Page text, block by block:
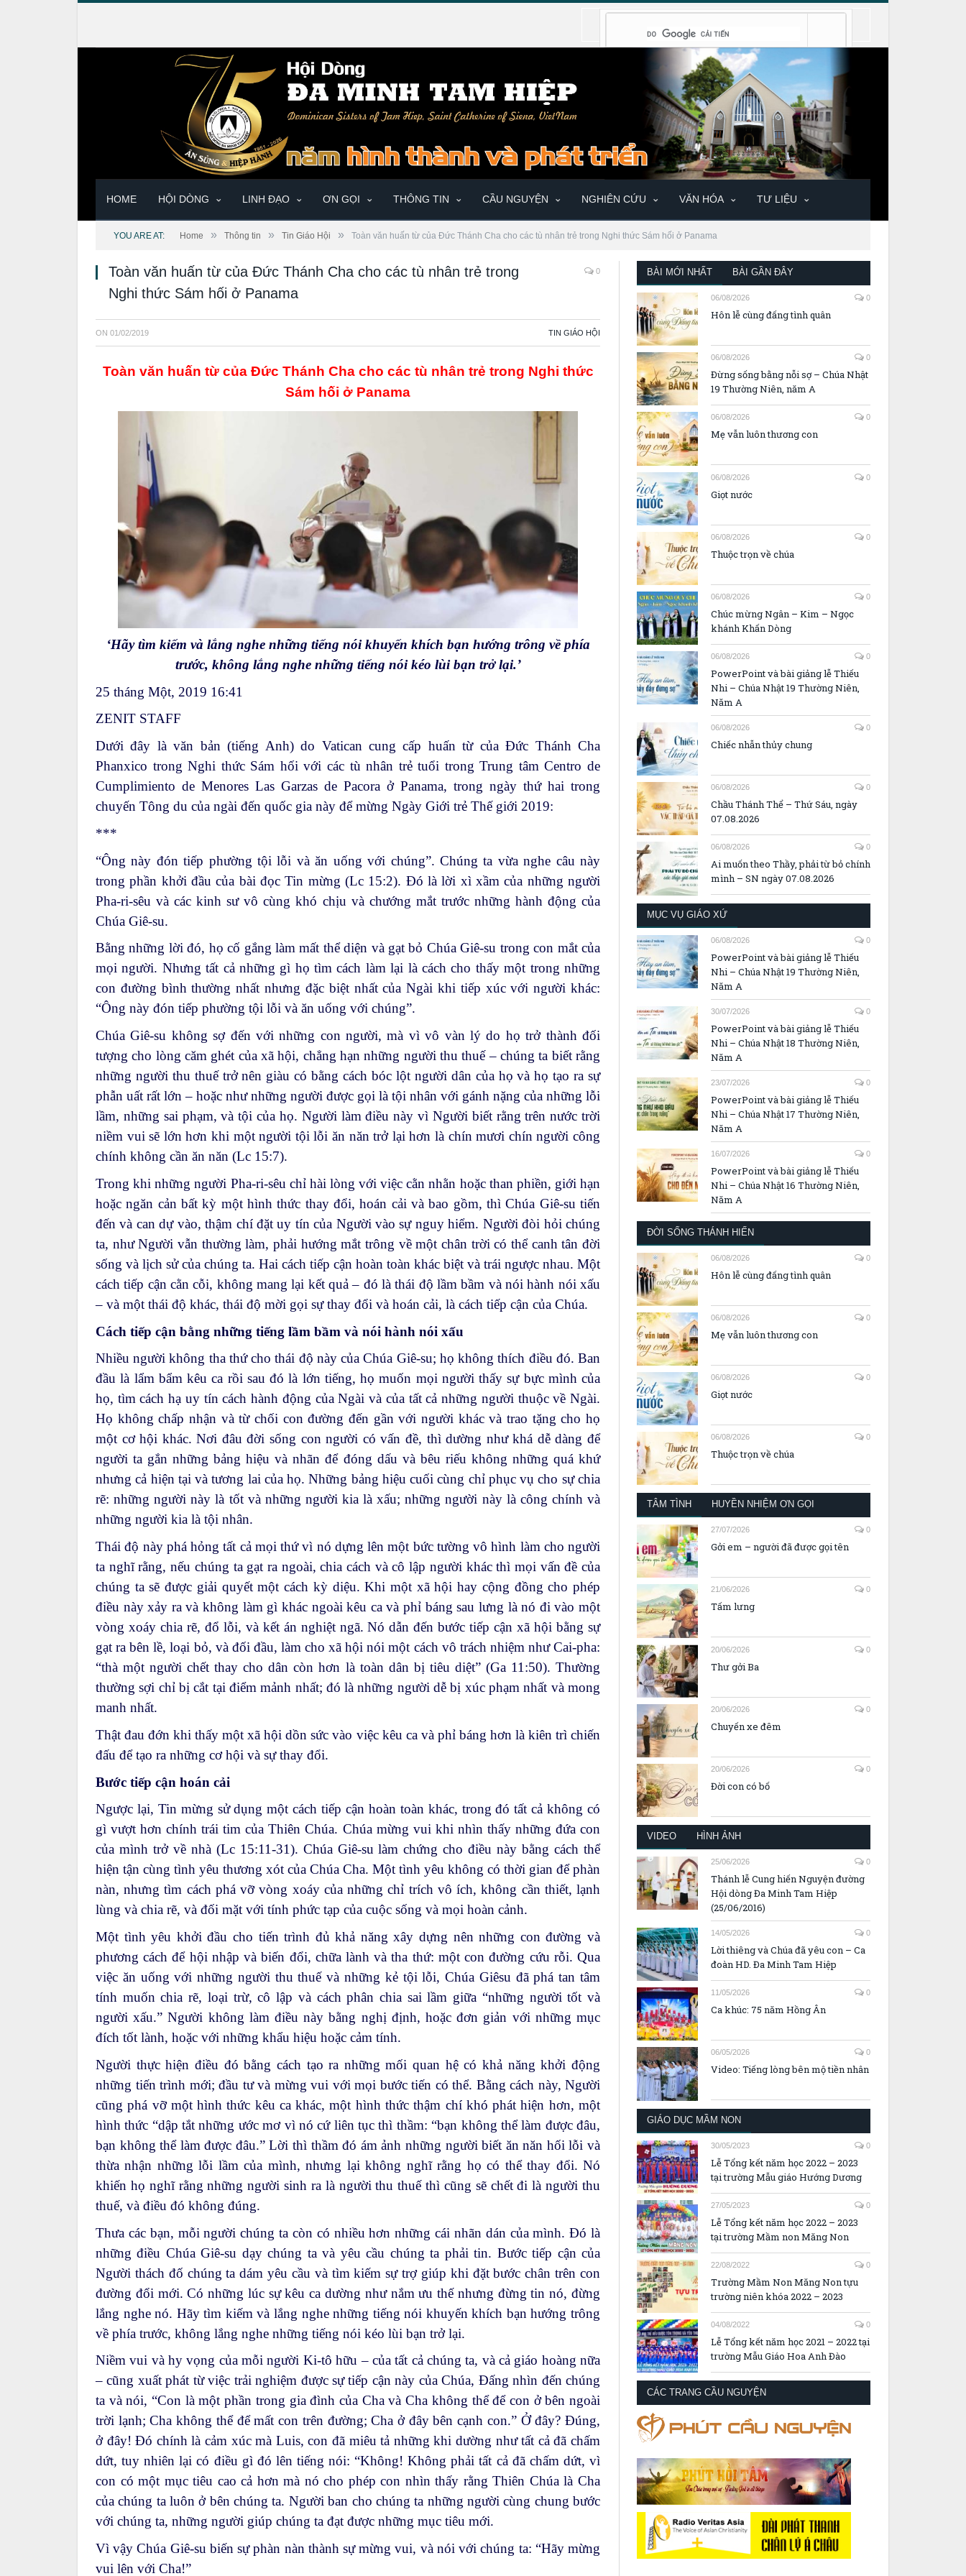
HOME HỘI DÒNG LINH ĐẠO ƠN GỌI THÔNG TIN CẦU NGUYỆN NGHIÊN CỨU VĂN HÓA TƯ LIỆU
YOU ARE AT: Home » Thông tin » Tin Giáo Hội » Toàn văn huấn từ của Đức Thánh Cha cho các tù nhân trẻ trong Nghi thức Sám hối ở Panama
Toàn văn huấn từ của Đức Thánh Cha cho các tù nhân trẻ trong
Nghi thức Sám hối ở Panama
0
ON 01/02/2019 TIN GIÁO HỘI
Toàn văn huấn từ của Đức Thánh Cha cho các tù nhân trẻ trong Nghi thức
Sám hối ở Panama
‘Hãy tìm kiếm và lắng nghe những tiếng nói khuyến khích bạn hướng trông về phía
trước, không lắng nghe những tiếng nói kéo lùi bạn trở lại.’
25 tháng Một, 2019 16:41
ZENIT STAFF
Dưới đây là văn bản (tiếng Anh) do Vatican cung cấp huấn từ của Đức Thánh Cha
Phanxico trong Nghi thức Sám hối với các tù nhân trẻ tuổi trong Trung tâm Centro de
Cumplimiento de Menores Las Garzas de Pacora ở Panama, trong ngày thứ hai trong
chuyến Tông du của ngài đến quốc gia này để mừng Ngày Giới trẻ Thế giới 2019:
***
“Ông này đón tiếp phường tội lỗi và ăn uống với chúng”. Chúng ta vừa nghe câu này
trong phần khởi đầu của bài đọc Tin mừng (Lc 15:2). Đó là lời xì xầm của những người
Pha-ri-sêu và các kinh sư vô cùng khó chịu và chướng mắt trước những hành động của
Chúa Giê-su.
Bằng những lời đó, họ cố gắng làm mất thể diện và gạt bỏ Chúa Giê-su trong con mắt của
mọi người. Nhưng tất cả những gì họ tìm cách làm lại là cách cho thấy một trong những
con đường bình thường nhất nhưng đặc biệt nhất của Ngài khi tiếp xúc với người khác:
“Ông này đón tiếp phường tội lỗi và ăn uống với chúng”.
Chúa Giê-su không sợ đến với những con người, mà vì vô vàn lý do họ trở thành đối
tượng cho lòng căm ghét của xã hội, chẳng hạn những người thu thuế – chúng ta biết rằng
những người thu thuế trở nên giàu có bằng cách bóc lột người dân của họ và họ tạo ra sự
phẫn uất rất lớn – hoặc như những người được gọi là tội nhân với gánh nặng của những lỗi
lầm, những sai phạm, và tội của họ. Người làm điều này vì Người biết rằng trên nước trời
niềm vui sẽ lớn hơn khi một người tội lỗi ăn năn trở lại hơn là chín mươi chín người công
chính không cần ăn năn (Lc 15:7).
Trong khi những người Pha-ri-sêu chỉ hài lòng với việc cằn nhằn hoặc than phiền, giới hạn
hoặc ngăn cản bất kỳ một hình thức thay đổi, hoán cải và bao gồm, thì Chúa Giê-su tiến
đến và can dự vào, thậm chí đặt uy tín của Người vào sự nguy hiểm. Người đòi hỏi chúng
ta, như Người vẫn thường làm, phải hướng mắt trông về một chân trời có thể canh tân đời
sống và lịch sử của chúng ta. Hai cách tiếp cận hoàn toàn khác biệt và trái ngược nhau. Một
cách tiếp cận cằn cỗi, không mang lại kết quả – đó là thái độ lầm bầm và nói hành nói xấu
– và một thái độ khác, thái độ mời gọi sự thay đổi và hoán cải, là cách tiếp cận của Chúa.
Cách tiếp cận bằng những tiếng lầm bầm và nói hành nói xấu
Nhiều người không tha thứ cho thái độ này của Chúa Giê-su; họ không thích điều đó. Ban
đầu là lẩm bẩm kêu ca rồi sau đó là lớn tiếng, họ muốn mọi người thấy sự bực mình của
họ, tìm cách hạ uy tín cách hành động của Ngài và của tất cả những người thuộc về Ngài.
Họ không chấp nhận và từ chối con đường đến gần với người khác và trao tặng cho họ
một cơ hội khác. Nơi đâu đời sống con người có vấn đề, thì dường như khá dễ dàng để
người ta gắn những bảng hiệu và nhãn để đóng dấu và bêu riếu không những quá khứ
nhưng cả hiện tại và tương lai của họ. Những bảng hiệu cuối cùng chỉ phục vụ cho sự chia
rẽ: những người này là tốt và những người kia là xấu; những người này là công chính và
những người kia là tội nhân.
Thái độ này phá hỏng tất cả mọi thứ vì nó dựng lên một bức tường vô hình làm cho người
ta nghĩ rằng, nếu chúng ta gạt ra ngoài, chia cách và cô lập người khác thì mọi vấn đề của
chúng ta sẽ được giải quyết một cách kỳ diệu. Khi một xã hội hay cộng đồng cho phép
điều này xảy ra và không làm gì khác ngoài kêu ca và phỉ báng sau lưng là nó đi vào một
vòng xoáy chia rẽ, đổ lỗi, và kết án nghiệt ngã. Nó dẫn đến bước tiếp cận xã hội bằng sự
gạt ra bên lề, loại bỏ, và đối đầu, làm cho xã hội nói một cách vô trách nhiệm như Cai-pha:
“thà một người chết thay cho dân còn hơn là toàn dân bị tiêu diệt” (Ga 11:50). Thường
thường sợi chỉ bị cắt tại điểm mảnh nhất; đó là những người dễ bị xúc phạm nhất và mong
manh nhất.
Thật đau đớn khi thấy một xã hội dồn sức vào việc kêu ca và phỉ báng hơn là kiên trì chiến
đấu để tạo ra những cơ hội và sự thay đổi.
Bước tiếp cận hoán cải
Ngược lại, Tin mừng sử dụng một cách tiếp cận hoàn toàn khác, trong đó tất cả không có
gì vượt hơn chính trái tim của Thiên Chúa. Chúa mừng vui khi nhìn thấy những đứa con
của mình trở về nhà (Lc 15:11-31). Chúa Giê-su làm chứng cho điều này bằng cách thể
hiện tận cùng tình yêu thương xót của Chúa Cha. Một tình yêu không có thời gian để phàn
nàn, nhưng tìm cách phá vỡ vòng xoáy của những chỉ trích vô ích, không cần thiết, lạnh
lùng và chia rẽ, và đối mặt với tính phức tạp của cuộc sống và mọi hoàn cảnh.
Một tình yêu khởi đầu cho tiến trình đủ khả năng xây dựng nên những con đường và
phương cách để hội nhập và biến đổi, chữa lành và tha thứ: một con đường cứu rỗi. Qua
việc ăn uống với những người thu thuế và những kẻ tội lỗi, Chúa Giêsu đã phá tan tâm
tính muốn chia rẽ, loại trừ, cô lập và cách phân chia sai lầm giữa “những người tốt và
người xấu.” Người không làm điều này bằng nghị định, hoặc đơn giản với những mục
đích tốt lành, hoặc với những khẩu hiệu hoặc cảm tính.
Người thực hiện điều đó bằng cách tạo ra những mối quan hệ có khả năng khởi động
những tiến trình mới; đầu tư và mừng vui với mọi bước tiến có thể. Bằng cách này, Người
cũng phá vỡ một hình thức kêu ca khác, một hình thức thậm chí khó phát hiện hơn, một
hình thức “dập tắt những ước mơ vì nó cứ liên tục thì thầm: “bạn không thể làm được đâu,
bạn không thể làm được đâu.” Lời thì thầm đó ám ảnh những người biết ăn năn hối lỗi và
thừa nhận những lỗi lầm của mình, nhưng lại không nghĩ rằng họ có thể thay đổi. Nó
khiến họ nghĩ rằng những người sinh ra là người thu thuế thì cũng sẽ chết đi là người thu
thuế, và điều đó không đúng.
Thưa các bạn, mỗi người chúng ta còn có nhiều hơn những cái nhãn dán của mình. Đó là
những điều Chúa Giê-su dạy chúng ta và yêu cầu chúng ta phải tin. Bước tiếp cận của
Người thách đố chúng ta dám yêu cầu và tìm kiếm sự trợ giúp khi đặt bước chân trên con
đường đổi mới. Có những lúc sự kêu ca dường như nắm ưu thế nhưng đừng tin nó, đừng
lắng nghe nó. Hãy tìm kiếm và lắng nghe những tiếng nói khuyến khích bạn hướng trông
về phía trước, không lắng nghe những tiếng nói kéo lùi bạn trở lại.
Niềm vui và hy vọng của mỗi người Ki-tô hữu – của tất cả chúng ta, và cả giáo hoàng nữa
– cũng xuất phát từ việc trải nghiệm được sự tiếp cận này của Chúa, Đấng nhìn đến chúng
ta và nói, “Con là một phần trong gia đình của Cha và Cha không thể để con ở bên ngoài
trời lạnh; Cha không thể để mất con trên đường; Cha ở đây bên cạnh con.” Ở đây? Đúng,
ở đây! Đó chính là cảm xúc mà Luis, con đã miêu tả những khi dường như tất cả đã chấm
dứt, tuy nhiên lại có điều gì đó lên tiếng nói: “Không! Không phải tất cả đã chấm dứt, vì
con có một mục tiêu cao cả hơn mà nó cho phép con nhìn thấy rằng Thiên Chúa là Cha
của chúng ta luôn ở bên chúng ta. Người ban cho chúng ta những người cùng chung bước
với chúng ta, những người giúp chúng ta đạt được những mục tiêu mới.
Vì vậy Chúa Giê-su biến sự phàn nàn thành sự mừng vui, và nói với chúng ta: “Hãy mừng
vui lên với Cha!”
BÀI MỚI NHẤT BÀI GẦN ĐÂY
06/08/2026 0
Hôn lễ cùng đấng tình quân
06/08/2026 0
Đừng sống bằng nỗi sợ – Chúa Nhật
19 Thường Niên, năm A
06/08/2026 0
Mẹ vẫn luôn thương con
06/08/2026 0
Giọt nước
06/08/2026 0
Thuộc trọn về chúa
06/08/2026 0
Chúc mừng Ngân – Kim – Ngọc
khánh Khấn Dòng
06/08/2026 0
PowerPoint và bài giảng lễ Thiếu
Nhi – Chúa Nhật 19 Thường Niên,
Năm A
06/08/2026 0
Chiếc nhẫn thủy chung
06/08/2026 0
Chầu Thánh Thể – Thứ Sáu, ngày
07.08.2026
06/08/2026 0
Ai muốn theo Thầy, phải từ bỏ chính
mình – SN ngày 07.08.2026
MỤC VỤ GIÁO XỨ
06/08/2026 0
PowerPoint và bài giảng lễ Thiếu
Nhi – Chúa Nhật 19 Thường Niên,
Năm A
30/07/2026 0
PowerPoint và bài giảng lễ Thiếu
Nhi – Chúa Nhật 18 Thường Niên,
Năm A
23/07/2026 0
PowerPoint và bài giảng lễ Thiếu
Nhi – Chúa Nhật 17 Thường Niên,
Năm A
16/07/2026 0
PowerPoint và bài giảng lễ Thiếu
Nhi – Chúa Nhật 16 Thường Niên,
Năm A
ĐỜI SỐNG THÁNH HIẾN
06/08/2026 0
Hôn lễ cùng đấng tình quân
06/08/2026 0
Mẹ vẫn luôn thương con
06/08/2026 0
Giọt nước
06/08/2026 0
Thuộc trọn về chúa
TÂM TÌNH HUYỀN NHIỆM ƠN GỌI
27/07/2026 0
Gởi em – người đã được gọi tên
21/06/2026 0
Tấm lưng
20/06/2026 0
Thư gởi Ba
20/06/2026 0
Chuyến xe đêm
20/06/2026 0
Đời con có bố
VIDEO HÌNH ẢNH
25/06/2026 0
Thánh lễ Cung hiến Nguyện đường
Hội dòng Đa Minh Tam Hiệp
(25/06/2016)
14/05/2026 0
Lời thiêng và Chúa đã yêu con – Ca
đoàn HD. Đa Minh Tam Hiệp
11/05/2026 0
Ca khúc: 75 năm Hồng Ân
06/05/2026 0
Video: Tiếng lòng bên mộ tiền nhân
GIÁO DỤC MẦM NON
30/05/2023 0
Lễ Tổng kết năm học 2022 – 2023
tại trường Mẫu giáo Hướng Dương
27/05/2023 0
Lễ Tổng kết năm học 2022 – 2023
tại trường Mầm non Măng Non
22/08/2022 0
Trường Mầm Non Măng Non tựu
trường niên khóa 2022 – 2023
04/08/2022 0
Lễ Tổng kết năm học 2021 – 2022 tại
trường Mẫu Giáo Hoa Anh Đào
CÁC TRANG CẦU NGUYỆN